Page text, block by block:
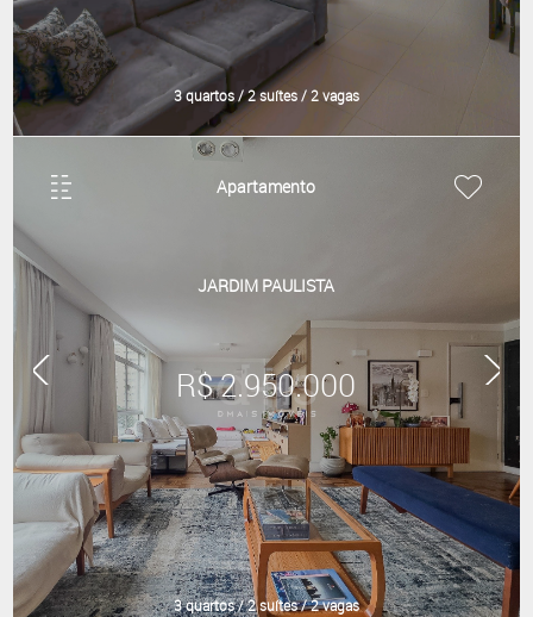
3 quartos / 2 suítes / 2 vagas
Apartamento
JARDIM PAULISTA
R$ 2.950.000
3 quartos / 2 suítes / 2 vagas